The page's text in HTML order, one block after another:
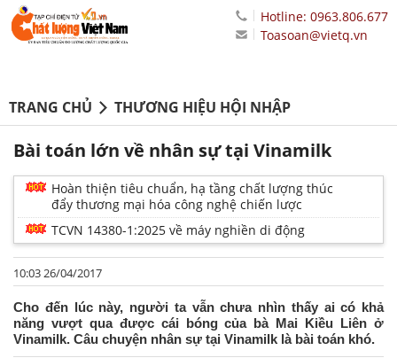
Hotline: 0963.806.677
Toasoan@vietq.vn
TRANG CHỦ THƯƠNG HIỆU HỘI NHẬP
Bài toán lớn về nhân sự tại Vinamilk
Hoàn thiện tiêu chuẩn, hạ tầng chất lượng thúc
đẩy thương mại hóa công nghệ chiến lược
TCVN 14380-1:2025 về máy nghiền di động
10:03 26/04/2017
Cho đến lúc này, người ta vẫn chưa nhìn thấy ai có khả
năng vượt qua được cái bóng của bà Mai Kiều Liên ở
Vinamilk. Câu chuyện nhân sự tại Vinamilk là bài toán khó.